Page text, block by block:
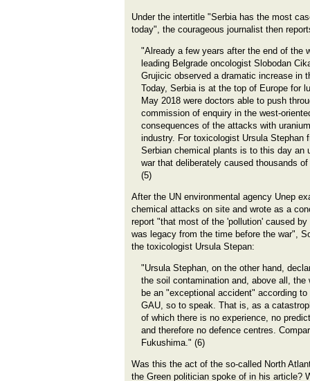
Under the intertitle "Serbia has the most
today", the courageous journalist then
"Already a few years after the end of the
leading Belgrade oncologist Slobodan
Grujicic observed a dramatic increase in
Today, Serbia is at the top of Europe for
May 2018 were doctors able to push
commission of enquiry in the west-
consequences of the attacks with
industry. For toxicologist Ursula Stephan
Serbian chemical plants is to this day an
war that deliberately caused thousands
(5)
After the UN environmental agency Unep
chemical attacks on site and wrote as a
report "that most of the 'pollution' caused
was legacy from the time before the war",
the toxicologist Ursula Stepan:
"Ursula Stephan, on the other hand,
the soil contamination and, above all,
be an "exceptional accident" according
GAU, so to speak. That is, as a
of which there is no experience, no
and therefore no defence centres.
Fukushima." (6)
Was this the act of the so-called North
the Green politician spoke of in his article?